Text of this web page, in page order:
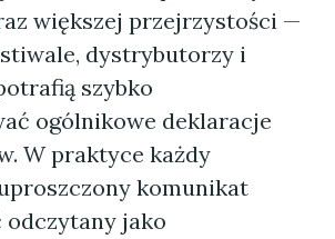
większej przejrzystości —
dystrybutorzy i
szybko
ogólnikowe deklaracje
W praktyce każdy
komunikat
odczytany jako